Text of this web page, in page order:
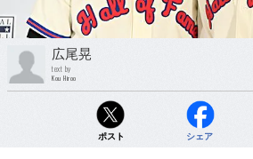
広尾晃
text by
Kou Hiroo
ポスト シェア